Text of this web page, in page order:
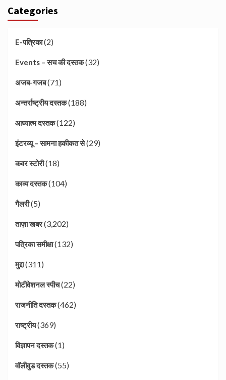
Categories
E-पत्रिका(2)
Events – सच की दस्तक(32)
अजब-गजब(71)
अन्तर्राष्ट्रीय दस्तक(188)
आध्यात्म दस्तक(122)
इंटरव्यू – सामना हकीकत से(29)
कवर स्टोरी(18)
काव्य दस्तक(104)
गैलरी(5)
ताज़ा खबर(3,202)
पत्रिका समीक्षा(132)
मुद्दा(311)
मोटीवेशनल स्पीच(22)
राजनीति दस्तक(462)
राष्ट्रीय(369)
विज्ञापन दस्तक(1)
वॉलीवुड दस्तक(55)